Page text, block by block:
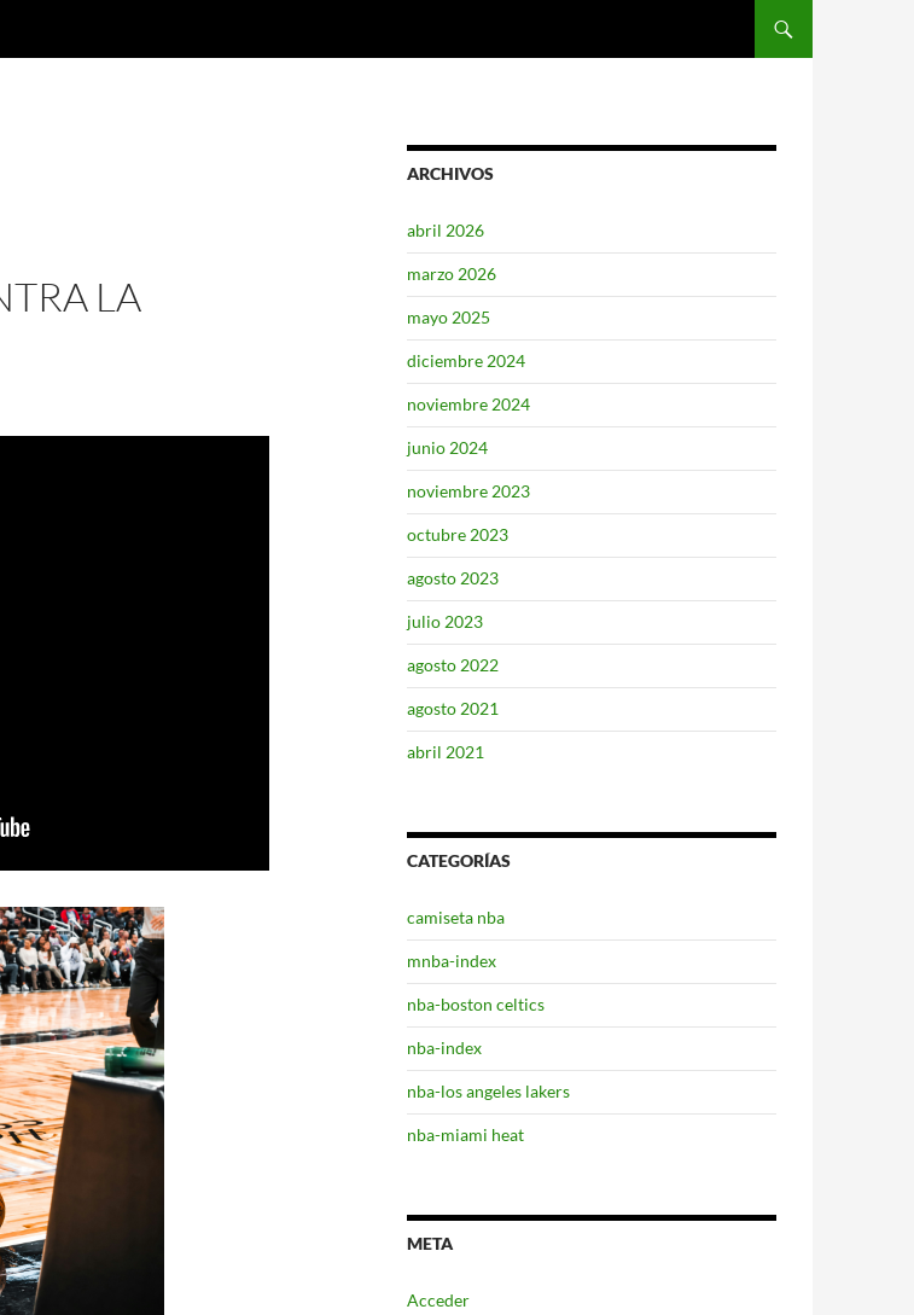
LA
ARCHIVOS
abril 2026
marzo 2026
mayo 2025
diciembre 2024
noviembre 2024
junio 2024
noviembre 2023
octubre 2023
agosto 2023
julio 2023
agosto 2022
agosto 2021
abril 2021
CATEGORÍAS
camiseta nba
mnba-index
nba-boston celtics
nba-index
nba-los angeles lakers
nba-miami heat
META
Acceder